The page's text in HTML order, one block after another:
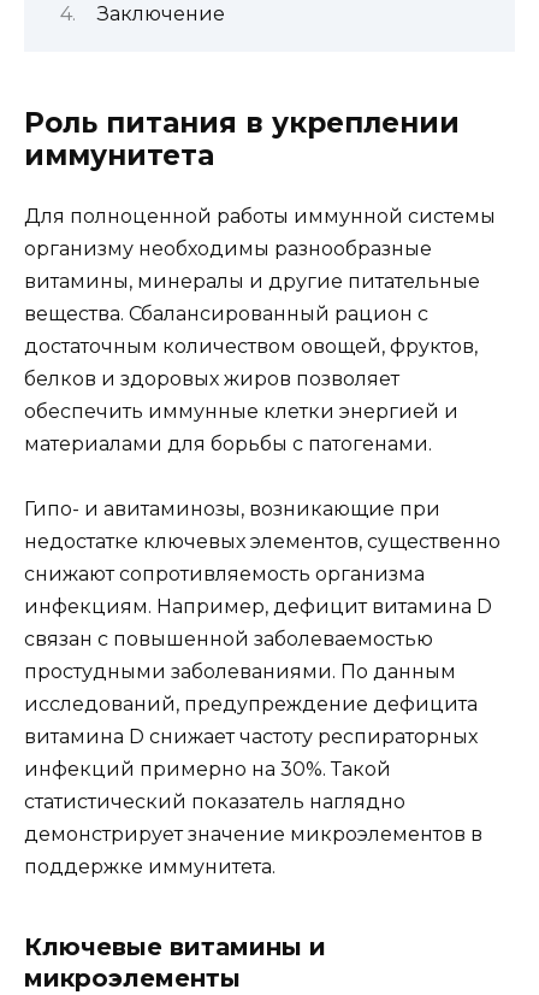
Заключение
Роль питания в укреплении
иммунитета
Для полноценной работы иммунной системы
организму необходимы разнообразные
витамины, минералы и другие питательные
вещества. Сбалансированный рацион с
достаточным количеством овощей, фруктов,
белков и здоровых жиров позволяет
обеспечить иммунные клетки энергией и
материалами для борьбы с патогенами.
Гипо- и авитаминозы, возникающие при
недостатке ключевых элементов, существенно
снижают сопротивляемость организма
инфекциям. Например, дефицит витамина D
связан с повышенной заболеваемостью
простудными заболеваниями. По данным
исследований, предупреждение дефицита
витамина D снижает частоту респираторных
инфекций примерно на 30%. Такой
статистический показатель наглядно
демонстрирует значение микроэлементов в
поддержке иммунитета.
Ключевые витамины и
микроэлементы